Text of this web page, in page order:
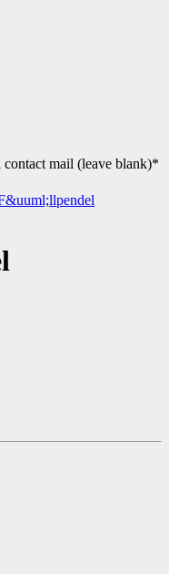
mail (leave blank)*